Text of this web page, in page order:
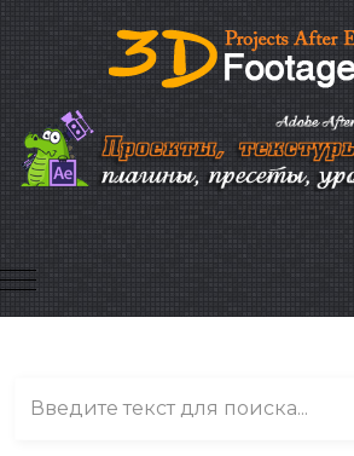
Mobile Menu Toggle